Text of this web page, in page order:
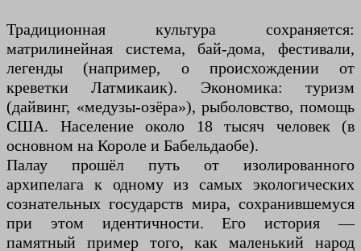
Традиционная культура сохраняется:
матрилинейная система, бай-дома, фестивали,
легенды (например, о происхождении от
креветки Латмикаик). Экономика: туризм
(дайвинг, «медузы-озёра»), рыболовство, помощь
США. Население около 18 тысяч человек (в
основном на Короле и Бабельдаобе).
Палау прошёл путь от изолированного
архипелага к одному из самых экологических
сознательных государств мира, сохранившемуся
при этом идентичности. Его история —
памятный пример того, как маленький народ